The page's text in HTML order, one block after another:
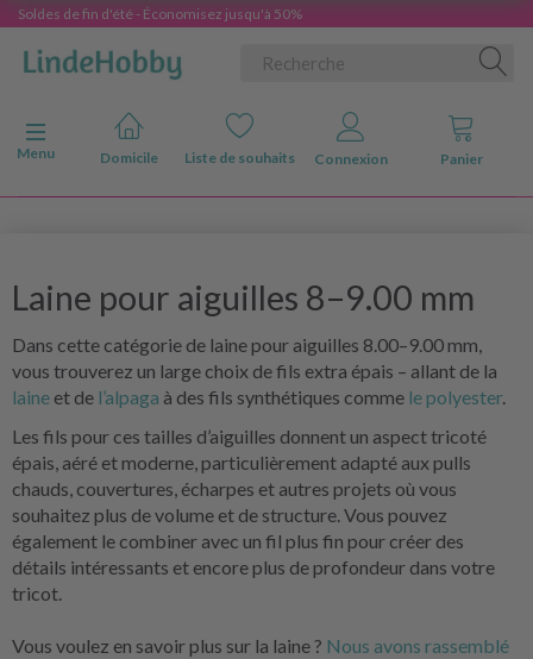
Soldes de fin d'été - Économisez jusqu'à 50%
Basculer la navigation
Menu
Domicile Liste de souhaits Connexion Panier
Laine pour aiguilles 8–9.00 mm
Dans cette catégorie de laine pour aiguilles 8.00–9.00 mm,
vous trouverez un large choix de fils extra épais – allant de la
laine et de l’alpaga à des fils synthétiques comme le polyester.
Les fils pour ces tailles d’aiguilles donnent un aspect tricoté
épais, aéré et moderne, particulièrement adapté aux pulls
chauds, couvertures, écharpes et autres projets où vous
souhaitez plus de volume et de structure. Vous pouvez
également le combiner avec un fil plus fin pour créer des
détails intéressants et encore plus de profondeur dans votre
tricot.
Vous voulez en savoir plus sur la laine ? Nous avons rassemblé